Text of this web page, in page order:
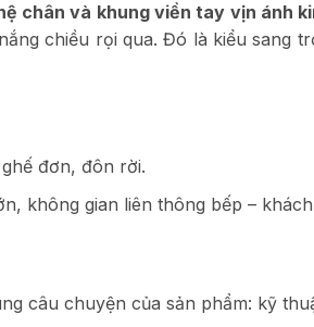
chân và khung viền tay vịn ánh
chiều rọi qua. Đó là kiểu sang
đơn, đôn rời.
không gian liên thông bếp –
câu chuyện của sản phẩm: kỹ